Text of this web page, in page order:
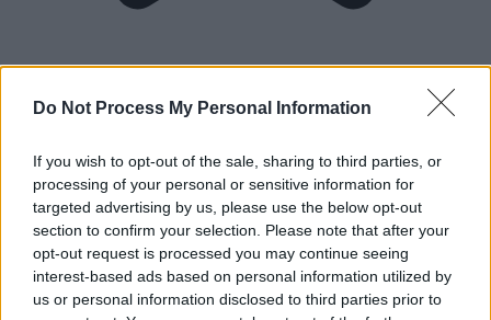
Do Not Process My Personal Information
If you wish to opt-out of the sale, sharing to third parties, or
processing of your personal or sensitive information for
targeted advertising by us, please use the below opt-out
section to confirm your selection. Please note that after your
opt-out request is processed you may continue seeing
interest-based ads based on personal information utilized by
us or personal information disclosed to third parties prior to